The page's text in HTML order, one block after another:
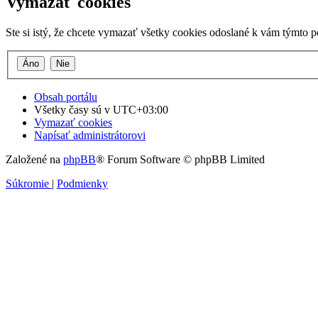
Ste si istý, že chcete vymazať všetky cookies odoslané k vám týmto
Obsah portálu
Všetky časy sú v UTC+03:00
Vymazať cookies
Napísať administrátorovi
Založené na phpBB® Forum Software © phpBB Limited
Súkromie | Podmienky